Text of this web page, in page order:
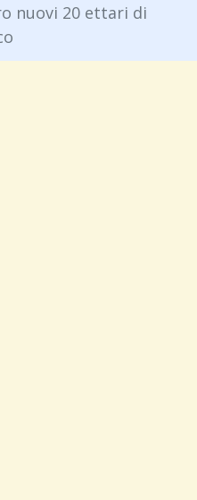
nuovi 20 ettari di